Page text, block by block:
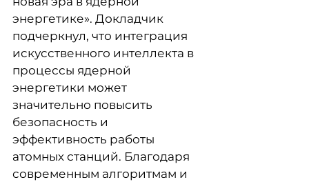
энергетике». Докладчик
подчеркнул, что интеграция
искусственного интеллекта в
процессы ядерной
энергетики может
значительно повысить
безопасность и
эффективность работы
атомных станций. Благодаря
современным алгоритмам и